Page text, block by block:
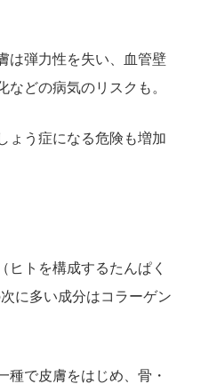
は弾力性を失い、​血管壁
などの病気のリスクも。
ょう症になる危険も増加
ヒトを構成するたんぱく
に多い成分はコラーゲン
種で皮膚をはじめ、骨・